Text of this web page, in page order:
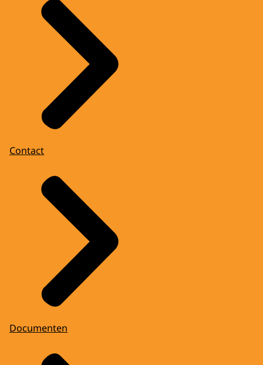
Contact
Documenten